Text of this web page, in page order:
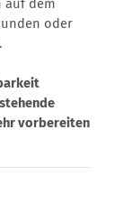
auf dem
oder
vorbereiten